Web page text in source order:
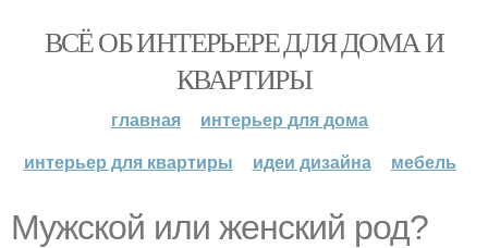
ВСЁ ОБ ИНТЕРЬЕРЕ ДЛЯ ДОМА И
КВАРТИРЫ
главная
интерьер для дома
интерьер для квартиры
идеи дизайна мебель
Мужской или женский род?